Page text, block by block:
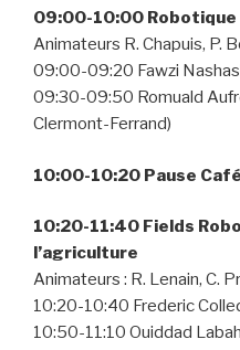
09:00-10:00
Animateurs R. Chapuis, P.
09:00-09:20 Fawzi
09:30-09:50 Romuald
Clermont-Ferrand)
10:00-10:20 Pause Café
10:20-11:40 Fields
l’agriculture
Animateurs : R. Lenain, C.
10:20-10:40 Frederic
10:50-11:10 Ouiddad